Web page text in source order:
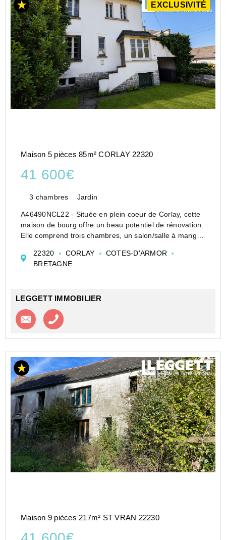
EXCLUSIVITÉ
Maison 5 pièces 85m² CORLAY 22320
41 600€
3 chambres Jardin
A46490NCL22 - Située en plein coeur de Corlay, cette
maison de bourg offre un beau potentiel de rénovation.
Elle comprend trois chambres, un salon/salle à manger,
un jardin. Une belle opportunité pour créer u...
22320 CORLAY
COTES-D'ARMOR
BRETAGNE
LEGGETT IMMOBILIER
Contacter l'agence
Maison 9 pièces 217m² ST VRAN 22230